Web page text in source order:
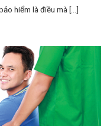
hiểm là điều mà [...]